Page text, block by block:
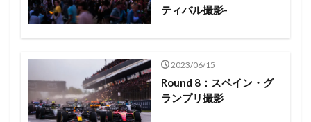
ティバル撮影-
2023/06/15
Round 8：スペイン・グ
ランプリ撮影